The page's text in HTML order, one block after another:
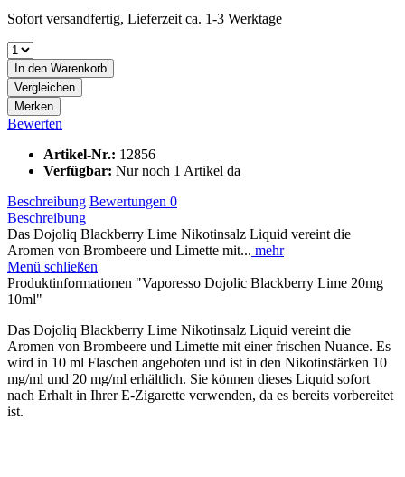
Sofort versandfertig, Lieferzeit ca. 1-3 Werktage
In den Warenkorb
Vergleichen
Merken
Bewerten
Artikel-Nr.: 12856
Verfügbar: Nur noch 1 Artikel da
Beschreibung Bewertungen 0
Beschreibung
Das Dojoliq Blackberry Lime Nikotinsalz Liquid vereint die
Aromen von Brombeere und Limette mit... mehr
Menü schließen
Produktinformationen "Vaporesso Dojolic Blackberry Lime 20mg
10ml"
Das Dojoliq Blackberry Lime Nikotinsalz Liquid vereint die
Aromen von Brombeere und Limette mit einer frischen Nuance. Es
wird in 10 ml Flaschen angeboten und ist in den Nikotinstärken 10
mg/ml und 20 mg/ml erhältlich. Sie können dieses Liquid sofort
nach Erhalt in Ihrer E-Zigarette verwenden, da es bereits vorbereitet
ist.